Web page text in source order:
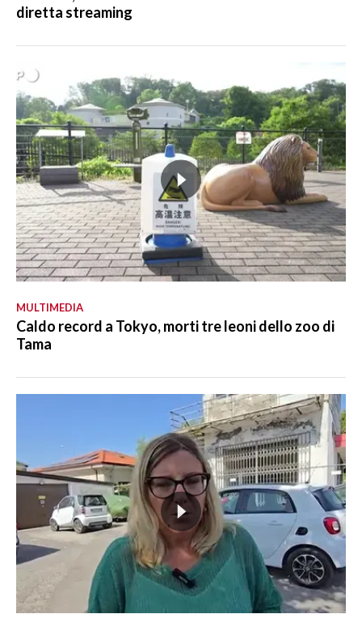
diretta streaming
MULTIMEDIA
Caldo record a Tokyo, morti tre leoni dello zoo di
Tama